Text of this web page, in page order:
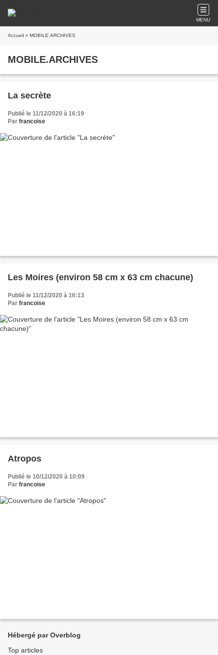
MENU
Accueil » MOBILE.ARCHIVES
MOBILE.ARCHIVES
La secrète
Publié le 11/12/2020 à 16:19
Par francoise
Les Moires (environ 58 cm x 63 cm chacune)
Publié le 11/12/2020 à 16:13
Par francoise
Atropos
Publié le 10/12/2020 à 10:09
Par francoise
Hébergé par Overblog
Top articles